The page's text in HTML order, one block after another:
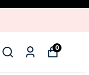
0